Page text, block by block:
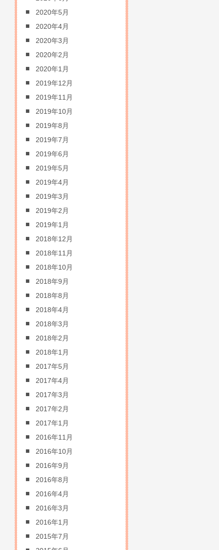
2020年5月
2020年4月
2020年3月
2020年2月
2020年1月
2019年12月
2019年11月
2019年10月
2019年8月
2019年7月
2019年6月
2019年5月
2019年4月
2019年3月
2019年2月
2019年1月
2018年12月
2018年11月
2018年10月
2018年9月
2018年8月
2018年4月
2018年3月
2018年2月
2018年1月
2017年5月
2017年4月
2017年3月
2017年2月
2017年1月
2016年11月
2016年10月
2016年9月
2016年8月
2016年4月
2016年3月
2016年1月
2015年7月